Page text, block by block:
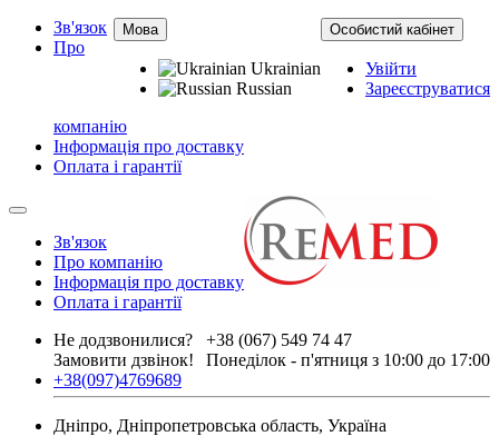
Особистий кабінет
Увійти
Зареєструватися
Мова
Ukrainian
Russian
Зв'язок
Про
компанію
Інформація про доставку
Оплата і гарантії
Зв'язок
Про компанію
Інформація про доставку
Оплата і гарантії
+38 (067) 549 74 47
Понеділок - п'ятниця з 10:00 до 17:00
Не додзвонилися?
Замовити дзвінок!
+38(097)4769689
Дніпро, Дніпропетровська область, Україна